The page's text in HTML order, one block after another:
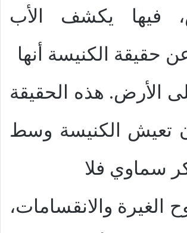
فيها يكشف الأب
حقيقة الكنيسة أنها
الأرض. هذه الحقيقة
تعيش الكنيسة وسط
سماوي فلا
الغيرة والانقسامات،